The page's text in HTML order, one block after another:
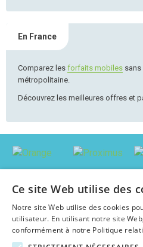
En France
Comparez les forfaits mobiles sans
métropolitaine.
Découvrez les meilleures offres et
Ce site Web utilise des
Notre site Web utilise des cookies
utilisateur. En utilisant notre site
conformément à notre Politique